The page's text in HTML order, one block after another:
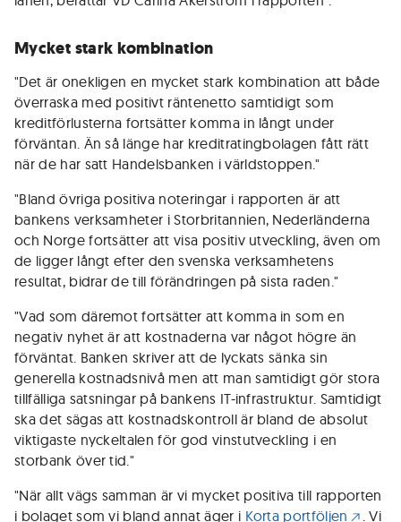
Mycket stark kombination
"Det är onekligen en mycket stark kombination att både
överraska med positivt räntenetto samtidigt som
kreditförlusterna fortsätter komma in långt under
förväntan. Än så länge har kreditratingbolagen fått rätt
när de har satt Handelsbanken i världstoppen."
"Bland övriga positiva noteringar i rapporten är att
bankens verksamheter i Storbritannien, Nederländerna
och Norge fortsätter att visa positiv utveckling, även om
de ligger långt efter den svenska verksamhetens
resultat, bidrar de till förändringen på sista raden."
"Vad som däremot fortsätter att komma in som en
negativ nyhet är att kostnaderna var något högre än
förväntat. Banken skriver att de lyckats sänka sin
generella kostnadsnivå men att man samtidigt gör stora
tillfälliga satsningar på bankens IT-infrastruktur. Samtidigt
ska det sägas att kostnadskontroll är bland de absolut
viktigaste nyckeltalen för god vinstutveckling i en
storbank över tid."
"När allt vägs samman är vi mycket positiva till rapporten
i bolaget som vi bland annat äger i Korta portföljen
. Vi